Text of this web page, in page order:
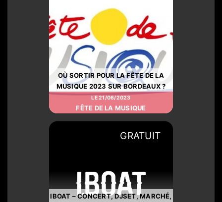
OÙ SORTIR POUR LA FÊTE DE LA
MUSIQUE 2023 SUR BORDEAUX ?
LE 21/06/2023
FÊTE DE LA MUSIQUE
GRATUIT
IBOAT – CONCERT, DJSET, MARCHÉ,